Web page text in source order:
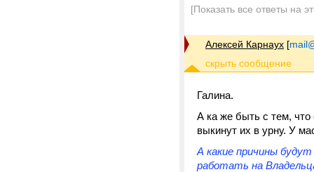
[Показать все ответы на
Алексей Карнаух [
Галина.
А ка же быть с тем, что
выкинут их в урну. У
А какие причины
работать на